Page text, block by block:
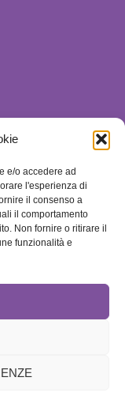
e/o accedere ad
l'esperienza di
il consenso a
il comportamento
Non fornire o ritirare il
funzionalità e